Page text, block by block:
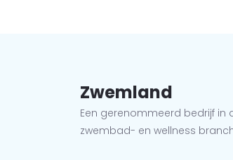
Zwemland
Een gerenommeerd bedrijf in
zwembad- en wellness